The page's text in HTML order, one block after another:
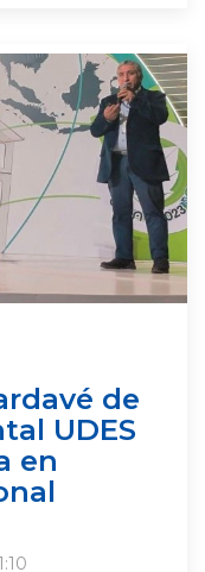
de
UDES
en